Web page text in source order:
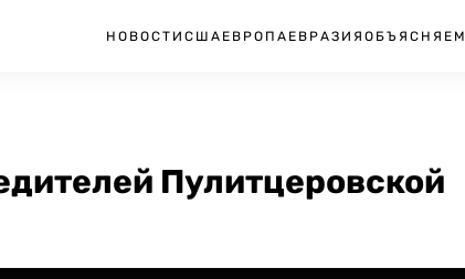
НОВОСТИ США ЕВРОПА ЕВРАЗИЯ ОБЪЯСНЯЕМ
Пулитцеровской